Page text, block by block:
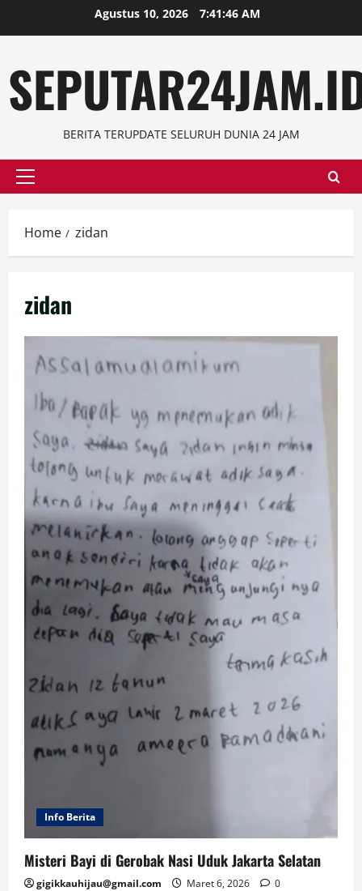
to
Agustus 10, 2026 7:41:47 AM
BERITA TERUPDATE SELURUH DUNIA 24 JAM
Primary
Home zidan
zidan
Info Berita
Misteri Bayi di Gerobak Nasi Uduk Jakarta Selatan
gigikkauhijau@gmail.com Maret 6, 2026 0